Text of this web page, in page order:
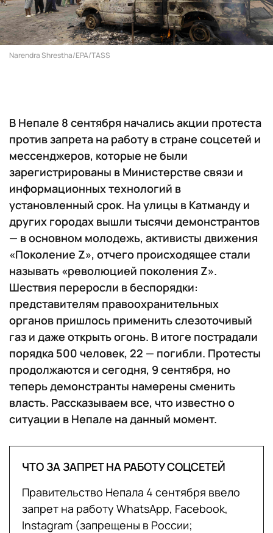
Narendra Shrestha/EPA/TASS
В Непале 8 сентября начались акции протеста
против запрета на работу в стране соцсетей и
мессенджеров, которые не были
зарегистрированы в Министерстве связи и
информационных технологий в
установленный срок. На улицы в Катманду и
других городах вышли тысячи демонстрантов
— в основном молодежь, активисты движения
«Поколение Z», отчего происходящее стали
называть «революцией поколения Z».
Шествия переросли в беспорядки:
представителям правоохранительных
органов пришлось применить слезоточивый
газ и даже открыть огонь. В итоге пострадали
порядка 500 человек, 22 — погибли. Протесты
продолжаются и сегодня, 9 сентября, но
теперь демонстранты намерены сменить
власть. Рассказываем все, что известно о
ситуации в Непале на данный момент.
ЧТО ЗА ЗАПРЕТ НА РАБОТУ СОЦСЕТЕЙ
Правительство Непала 4 сентября ввело
запрет на работу WhatsApp, Facebook,
Instagram (запрещены в России;